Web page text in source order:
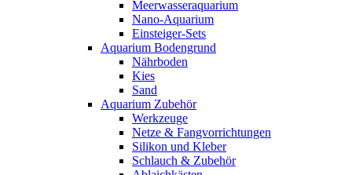
Meerwasseraquarium
Nano-Aquarium
Einsteiger-Sets
Aquarium Bodengrund
Nährboden
Kies
Sand
Aquarium Zubehör
Werkzeuge
Netze & Fangvorrichtungen
Silikon und Kleber
Schlauch & Zubehör